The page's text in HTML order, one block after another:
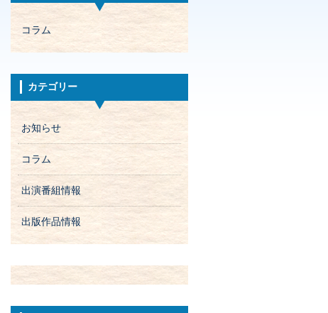
コラム
カテゴリー
お知らせ
コラム
出演番組情報
出版作品情報